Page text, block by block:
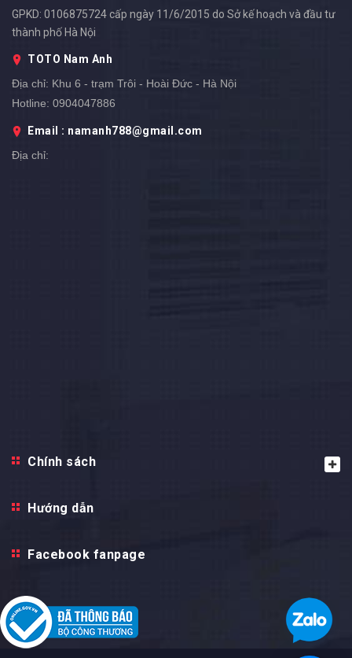
GPKD: 0106875724 cấp ngày 11/6/2015 do Sở kế hoạch và đầu tư
thành phố Hà Nội
TOTO Nam Anh
Địa chỉ: Khu 6 - trạm Trôi - Hoài Đức - Hà Nội
Hotline: 0904047886
Email : namanh788@gmail.com
Địa chỉ:
Chính sách
Hướng dẫn
Facebook fanpage